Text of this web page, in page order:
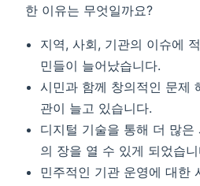
한 이유는 무엇일까요?
지역, 사회, 기관의 이슈에
민들이 늘어났습니다.
시민과 함께 창의적인 문제
관이 늘고 있습니다.
디지털 기술을 통해 더 많
의 장을 열 수 있게 되었습
민주적인 기관 운영에 대한